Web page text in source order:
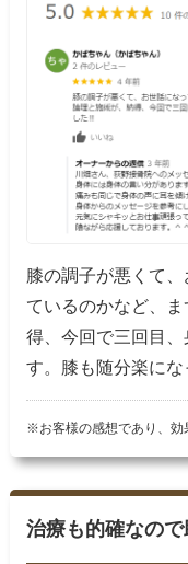
膝の調子が悪くて
ているのかなど、
得、今回で三回目
す。膝も随分楽にな
※お客様の感想であり、効
治療も的確なの